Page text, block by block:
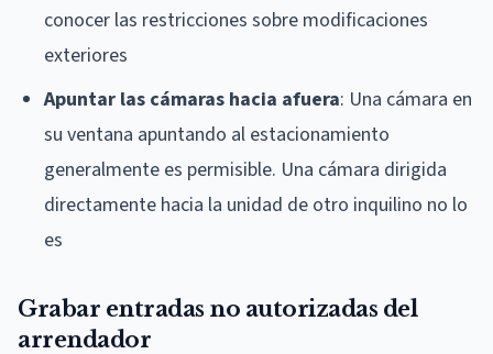
conocer las restricciones sobre modificaciones
exteriores
Apuntar las cámaras hacia afuera: Una cámara en
su ventana apuntando al estacionamiento
generalmente es permisible. Una cámara dirigida
directamente hacia la unidad de otro inquilino no lo
es
Grabar entradas no autorizadas del
arrendador